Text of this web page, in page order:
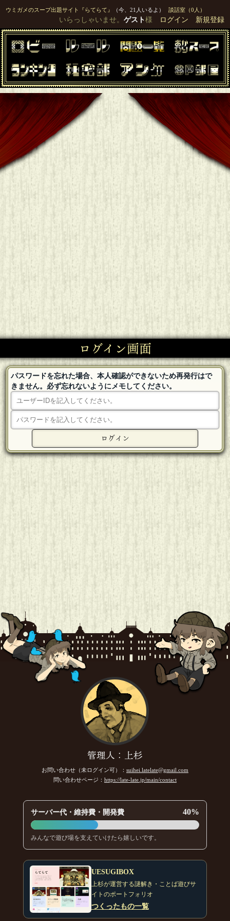
ウミガメのスープ出題サイト『らてらて』 （今、21人いるよ） 談話室（0人）
いらっしゃいませ。 ゲスト様 ログイン 新規登録
ログイン画面
パスワードを忘れた場合、本人確認ができないため再発行はで
きません。必ず忘れないようにメモしてください。
ログイン
管理人：上杉
お問い合わせ（未ログイン可）： suihei.latelate@gmail.com
問い合わせページ： https://late-late.jp/main/contact
サーバー代・維持費・開発費 40%
みんなで遊び場を支えていけたら嬉しいです。
UESUGIBOX
上杉が運営する謎解き・ことば遊びサ
イトのポートフォリオ
つくったもの一覧